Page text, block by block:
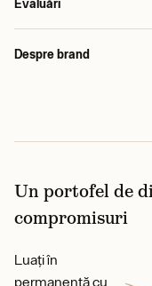
Despre brand
Un portofel de
compromisuri
Luați în
permanență cu